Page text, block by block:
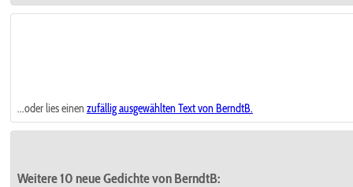
...oder lies einen zufällig ausgewählten Text von BerndtB.
Weitere 10 neue Gedichte von BerndtB: